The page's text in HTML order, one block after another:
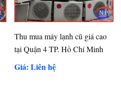
Thu mua máy lạnh cũ giá cao
tại Quận 4 TP. Hồ Chí Minh
Giá: Liên hệ